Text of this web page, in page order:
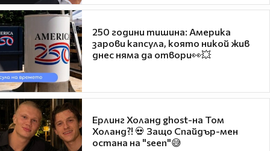
250 години тишина: Америка
зарови капсула, която никой жив
днес няма да отвори👀💥
Ерлинг Холанд ghost-на Том
Холанд?! 💀 Защо Спайдър-мен
остана на "seen"😅